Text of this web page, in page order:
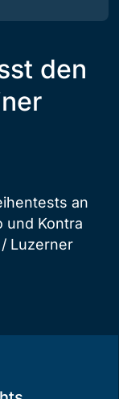
den
an
und Kontra
Luzerner